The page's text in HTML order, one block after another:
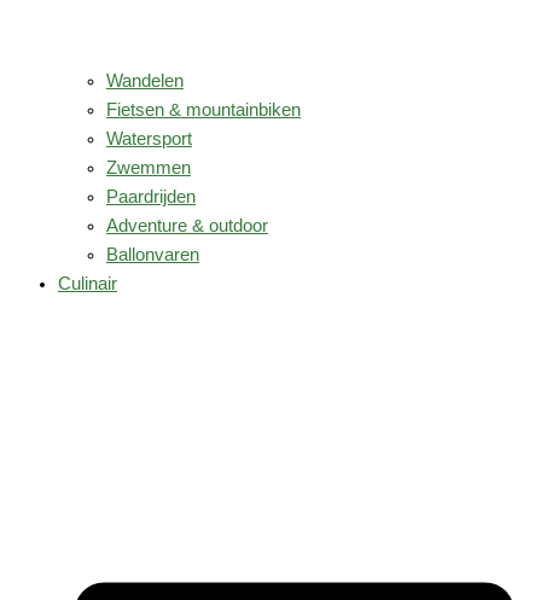
Wandelen
Fietsen & mountainbiken
Watersport
Zwemmen
Paardrijden
Adventure & outdoor
Ballonvaren
Culinair